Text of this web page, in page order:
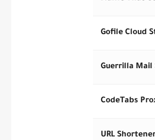
Gofile Cloud
Guerrilla Mail
CodeTabs
URL